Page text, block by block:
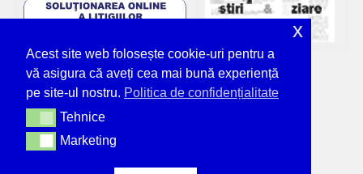
Acest site web folosește cookie-uri pentru a
vă asigura că aveți cea mai bună experiență
pe site-ul nostru. Politica de confidențialitate
TehniceTehnice
MarketingMarketing
x